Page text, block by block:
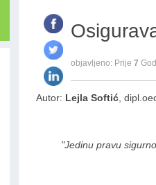
objavljeno: Prije 7
Autor: Lejla Softić ,
"Jedinu pravu